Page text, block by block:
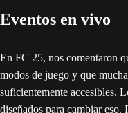
Eventos en vivo
En FC 25, nos comentaron
modos de juego y que
suficientemente accesibles.
diseñados para cambiar eso.